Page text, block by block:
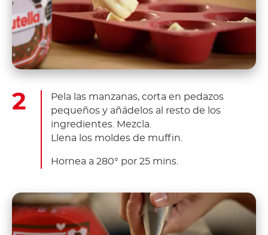
Pela las manzanas, corta en pedazos
pequeños y añádelos al resto de los
ingredientes. Mezcla.
Llena los moldes de muffin.
Hornea a 280° por 25 mins.